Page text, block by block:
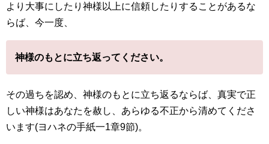
より大事にしたり神様以上に信頼したりすることがあるな
らば、今一度、
神様のもとに立ち返ってください。
その過ちを認め、神様のもとに立ち返るならば、真実で正
しい神様はあなたを赦し、あらゆる不正から清めてくださ
います(ヨハネの手紙一1章9節)。